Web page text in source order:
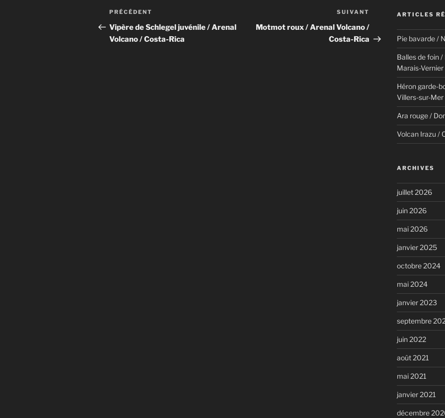
Navigation
de
l’article
Article
précédent
PRÉCÉDENT
Vipère de Schlegel juvénile / Arenal
Volcano / Costa-Rica
suivant
SUIVANT
Motmot roux / Arenal Volcano /
Costa-Rica
ARTICLES
Pie bavarde /
Balles de foin
Marais-Vernier
Héron garde-
Villers-sur-Mer
Ara rouge /
Volcan Irazu /
ARCHIVES
juillet 2026
juin 2026
mai 2026
janvier 2025
octobre 2024
mai 2024
janvier 2023
septembre
juin 2022
août 2021
mai 2021
janvier 2021
décembre